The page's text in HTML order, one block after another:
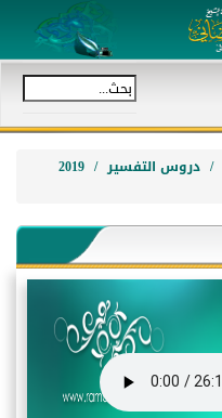
دروس التفسير 2019